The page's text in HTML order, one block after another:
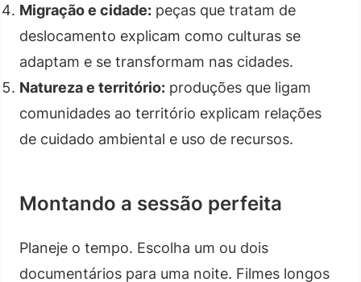
Migração e cidade: peças que tratam de
deslocamento explicam como culturas se
adaptam e se transformam nas cidades.
Natureza e território: produções que ligam
comunidades ao território explicam relações
de cuidado ambiental e uso de recursos.
Montando a sessão perfeita
Planeje o tempo. Escolha um ou dois
documentários para uma noite. Filmes longos